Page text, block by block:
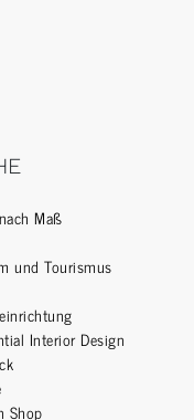
Maß
und Tourismus
Interior Design
Shop